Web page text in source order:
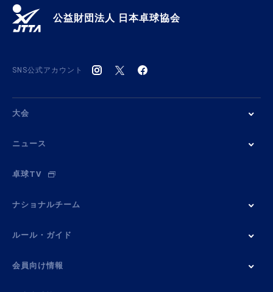
公益財団法人 日本卓球協会
SNS公式アカウント
大会
ニュース
卓球TV
ナショナルチーム
ルール・ガイド
会員向け情報